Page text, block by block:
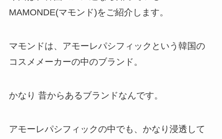
MAMONDE(マモンド)をご紹介します。
マモンドは、アモーレパシフィックという韓国の
コスメメーカーの中のブランド。
かなり 昔からあるブランドなんです。
アモーレパシフィックの中でも、かなり浸透して